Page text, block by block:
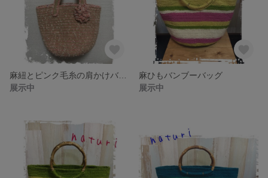
展示中
麻ひもバンブーバッグ
展示中